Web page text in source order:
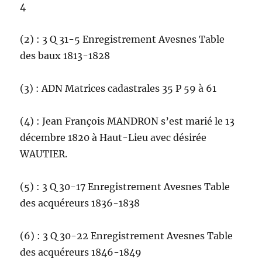
4
(2) : 3 Q 31-5 Enregistrement Avesnes Table
des baux 1813-1828
(3) : ADN Matrices cadastrales 35 P 59 à 61
(4) : Jean François MANDRON s’est marié le 13
décembre 1820 à Haut-Lieu avec désirée
WAUTIER.
(5) : 3 Q 30-17 Enregistrement Avesnes Table
des acquéreurs 1836-1838
(6) : 3 Q 30-22 Enregistrement Avesnes Table
des acquéreurs 1846-1849